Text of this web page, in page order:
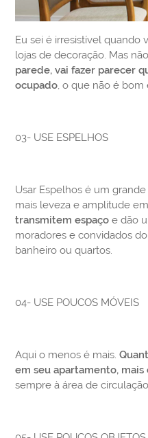
Eu sei é irresistível quando
lojas de decoração. Mas
parede, vai fazer parecer
ocupado, o que não é
03- USE ESPELHOS
Usar Espelhos é um
mais leveza e amplitude
transmitem espaço e dão
moradores e convidados
banheiro ou quartos.
04- USE POUCOS MÓVEIS
Aqui o menos é mais.
em seu apartamento, mais
sempre à área de